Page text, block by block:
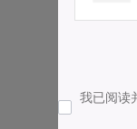
我已阅读